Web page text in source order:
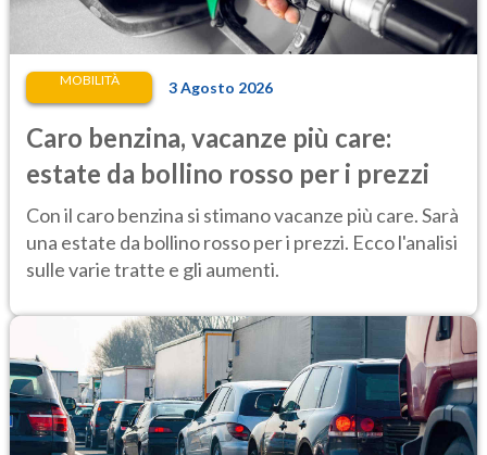
MOBILITÀ 3 Agosto 2026
Caro benzina, vacanze più care:
estate da bollino rosso per i prezzi
Con il caro benzina si stimano vacanze più care. Sarà
una estate da bollino rosso per i prezzi. Ecco l'analisi
sulle varie tratte e gli aumenti.